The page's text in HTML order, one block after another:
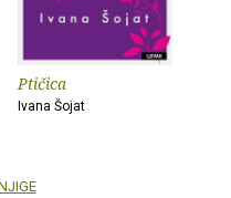
Ptičica
Ivana Šojat